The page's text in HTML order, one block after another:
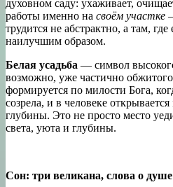
духовном саду: ухаживает,
работы именно на своём участке
трудится не абстрактно, а там,
наилучшим образом.
Белая усадьба — символ
возможно, уже частично
формируется по милости Бога,
созрела, и в человеке
глубины. Это не просто место
света, уюта и глубины.
Сон: три великана, слова о